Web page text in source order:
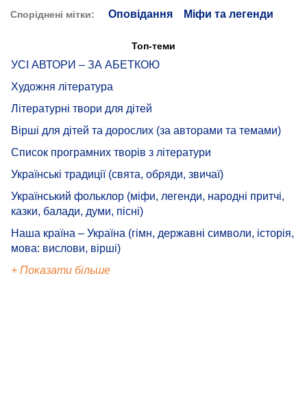
Споріднені мітки: Оповідання Міфи та легенди
Топ-теми
УСІ АВТОРИ – ЗА АБЕТКОЮ
Художня література
Літературні твори для дітей
Вірші для дітей та дорослих (за авторами та темами)
Список програмних творів з літератури
Українські традиції (свята, обряди, звичаї)
Український фольклор (міфи, легенди, народні притчі,
казки, балади, думи, пісні)
Наша країна – Україна (гімн, державні символи, історія,
мова: вислови, вірші)
+ Показати більше